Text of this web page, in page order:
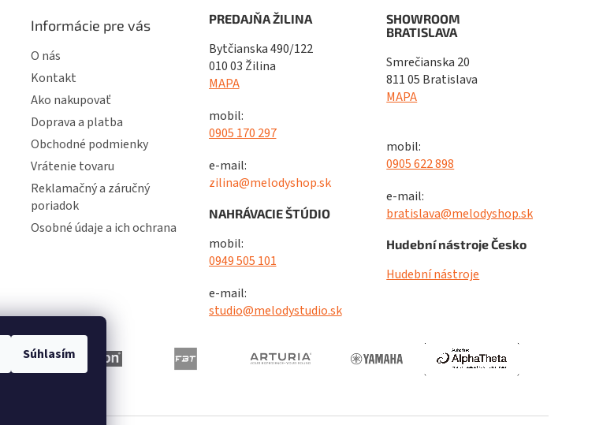
Súhlasím
Informácie pre vás
O nás
Kontakt
Ako nakupovať
Doprava a platba
Obchodné podmienky
Vrátenie tovaru
Reklamačný a záručný
poriadok
Osobné údaje a ich ochrana
PREDAJŇA ŽILINA
Bytčianska 490/122
010 03 Žilina
MAPA
mobil:
0905 170 297
e-mail:
zilina@melodyshop.sk
NAHRÁVACIE ŠTÚDIO
mobil:
0949 505 101
e-mail:
studio@melodystudio.sk
SHOWROOM
BRATISLAVA
Smrečianska 20
811 05 Bratislava
MAPA
mobil:
0905 622 898
e-mail:
bratislava@melodyshop.sk
Hudební nástroje Česko
Hudební nástroje